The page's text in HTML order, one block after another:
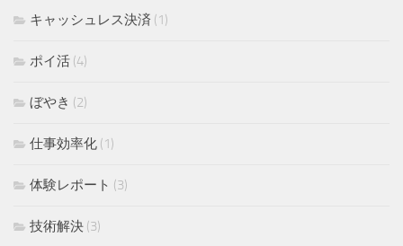
キャッシュレス決済 (1)
ポイ活 (4)
ぼやき (2)
仕事効率化 (1)
体験レポート (3)
技術解決 (3)